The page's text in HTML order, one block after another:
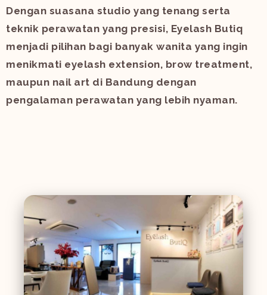
Dengan suasana studio yang tenang serta
teknik perawatan yang presisi, Eyelash Butiq
menjadi pilihan bagi banyak wanita yang ingin
menikmati eyelash extension, brow treatment,
maupun nail art di Bandung dengan
pengalaman perawatan yang lebih nyaman.